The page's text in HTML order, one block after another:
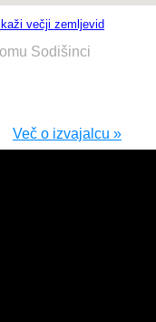
večji zemljevid
Sodišinci
Več o izvajalcu »